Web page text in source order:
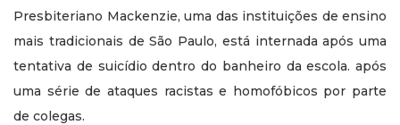
Presbiteriano Mackenzie, uma das instituições de ensino
mais tradicionais de São Paulo, está internada após uma
tentativa de suicídio dentro do banheiro da escola. após
uma série de ataques racistas e homofóbicos por parte
de colegas.